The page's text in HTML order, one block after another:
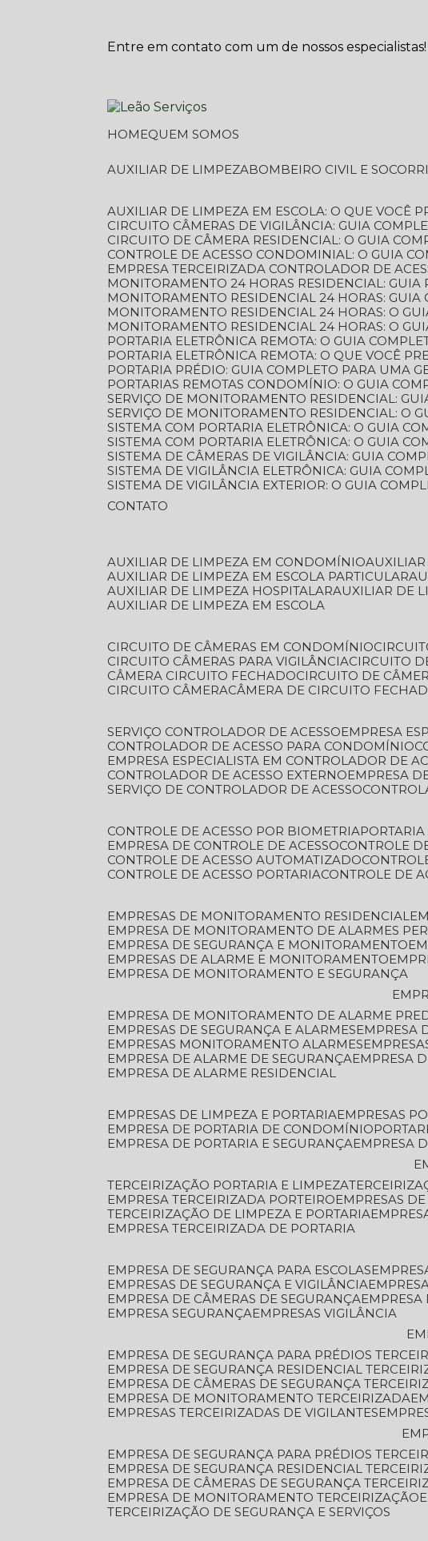
Entre em contato com um de nossos especialistas!
HOME
QUEM SOMOS
AUXILIAR DE LIMPEZA
BOMBEIRO CIVIL E
AUXILIAR DE LIMPEZA EM ESCOLA: O QUE VOCÊ
CIRCUITO CÂMERAS DE VIGILÂNCIA: GUIA
CIRCUITO DE CÂMERA RESIDENCIAL: O GUIA
CONTROLE DE ACESSO CONDOMINIAL: O GUIA
EMPRESA TERCEIRIZADA CONTROLADOR DE
MONITORAMENTO 24 HORAS RESIDENCIAL:
MONITORAMENTO RESIDENCIAL 24 HORAS:
MONITORAMENTO RESIDENCIAL 24 HORAS: O
MONITORAMENTO RESIDENCIAL 24 HORAS: O
PORTARIA ELETRÔNICA REMOTA: O GUIA
PORTARIA ELETRÔNICA REMOTA: O QUE VOCÊ
PORTARIA PRÉDIO: GUIA COMPLETO PARA UMA
PORTARIAS REMOTAS CONDOMÍNIO: O GUIA
SERVIÇO DE MONITORAMENTO RESIDENCIAL:
SERVIÇO DE MONITORAMENTO RESIDENCIAL: O
SISTEMA COM PORTARIA ELETRÔNICA: O GUIA
SISTEMA COM PORTARIA ELETRÔNICA: O GUIA
SISTEMA DE CÂMERAS DE VIGILÂNCIA: GUIA
SISTEMA DE VIGILÂNCIA ELETRÔNICA: GUIA
SISTEMA DE VIGILÂNCIA EXTERIOR: O GUIA
CONTATO
AUXILIAR DE LIMPEZA EM CONDOMÍNIO
AUXILIAR DE LIMPEZA EM ESCOLA PARTICULAR
AUXILIAR DE LIMPEZA HOSPITALAR
AUXILIAR DE
AUXILIAR DE LIMPEZA EM ESCOLA
CIRCUITO DE CÂMERAS EM CONDOMÍNIO
CIRCUITO CÂMERAS PARA VIGILÂNCIA
CIRCUITO
CÂMERA CIRCUITO FECHADO
CIRCUITO DE
CIRCUITO CÂMERA
CÂMERA DE CIRCUITO
SERVIÇO CONTROLADOR DE ACESSO
EMPRESA
CONTROLADOR DE ACESSO PARA CONDOMÍNIO
EMPRESA ESPECIALISTA EM CONTROLADOR DE
CONTROLADOR DE ACESSO EXTERNO
EMPRESA
SERVIÇO DE CONTROLADOR DE ACESSO
CONTROLE DE ACESSO POR BIOMETRIA
EMPRESA DE CONTROLE DE ACESSO
CONTROLE
CONTROLE DE ACESSO AUTOMATIZADO
CONTROLE DE ACESSO PORTARIA CONTROLE DE
EMPRESAS DE MONITORAMENTO RESIDENCIAL
EMPRESA DE MONITORAMENTO DE ALARMES
EMPRESA DE SEGURANÇA E MONITORAMENTO
EMPRESAS DE ALARME E MONITORAMENTO
EMPRESA DE MONITORAMENTO E SEGURANÇA
EMPRESA DE MONITORAMENTO DE ALARME
EMPRESAS DE SEGURANÇA E ALARMES
EMPRESAS MONITORAMENTO ALARMES
EMPRESA DE ALARME DE SEGURANÇA
EMPRESA
EMPRESA DE ALARME RESIDENCIAL
EMPRESAS DE LIMPEZA E PORTARIA
EMPRESAS
EMPRESA DE PORTARIA DE CONDOMÍNIO
EMPRESA DE PORTARIA E SEGURANÇA
EMPRESA
TERCEIRIZAÇÃO PORTARIA E LIMPEZA
EMPRESA TERCEIRIZADA PORTEIRO
EMPRESAS
TERCEIRIZAÇÃO DE LIMPEZA E PORTARIA
EMPRESA TERCEIRIZADA DE PORTARIA
EMPRESA DE SEGURANÇA PARA ESCOLAS
EMPRESAS DE SEGURANÇA E VIGILÂNCIA
EMPRESA DE CÂMERAS DE SEGURANÇA
EMPRESA SEGURANÇA
EMPRESAS VIGILÂNCIA
EMPRESA DE SEGURANÇA PARA PRÉDIOS
EMPRESA DE SEGURANÇA RESIDENCIAL
EMPRESA DE CÂMERAS DE SEGURANÇA
EMPRESA DE MONITORAMENTO TERCEIRIZADA
EMPRESAS TERCEIRIZADAS DE VIGILANTES
EMPRESA DE SEGURANÇA PARA PRÉDIOS
EMPRESA DE SEGURANÇA RESIDENCIAL
EMPRESA DE CÂMERAS DE SEGURANÇA
EMPRESA DE MONITORAMENTO TERCEIRIZAÇÃO
TERCEIRIZAÇÃO DE SEGURANÇA E SERVIÇOS